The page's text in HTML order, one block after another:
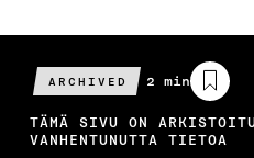
ARCHIVED
Arvioitu
lukuaika
2 min
TÄMÄ SIVU ON
VANHENTUNUTTA TIETOA